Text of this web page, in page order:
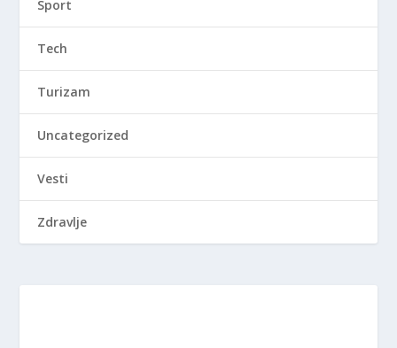
Sport
Tech
Turizam
Uncategorized
Vesti
Zdravlje